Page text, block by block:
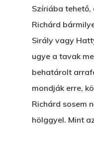
Szíriába
Richárd
Sirály vagy
ugye a tavak
behatárolt
mondják erre,
Richárd sosem
hölggyel. Mint